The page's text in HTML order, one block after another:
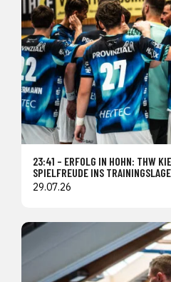
23:41 – ERFOLG IN HOHN: THW
SPIELFREUDE INS
29.07.26